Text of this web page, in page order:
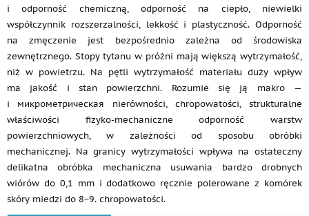
i odporność chemiczną, odporność na ciepło, niewielki
współczynnik rozszerzalności, lekkość i plastyczność. Odporność
na zmęczenie jest bezpośrednio zależna od środowiska
zewnętrznego. Stopy tytanu w próżni mają większą wytrzymałość,
niż w powietrzu. Na pętli wytrzymałość materiału duży wpływ
ma jakość i stan powierzchni. Rozumie się ją makro —
i микрометрическая nierówności, chropowatości, strukturalne
właściwości fizyko-mechaniczne odporność warstw
powierzchniowych, w zależności od sposobu obróbki
mechanicznej. Na granicy wytrzymałości wpływa na ostateczny
delikatna obróbka mechaniczna usuwania bardzo drobnych
wiórów do 0,1 mm i dodatkowo ręcznie polerowane z komórek
skóry miedzi do 8−9. chropowatości.